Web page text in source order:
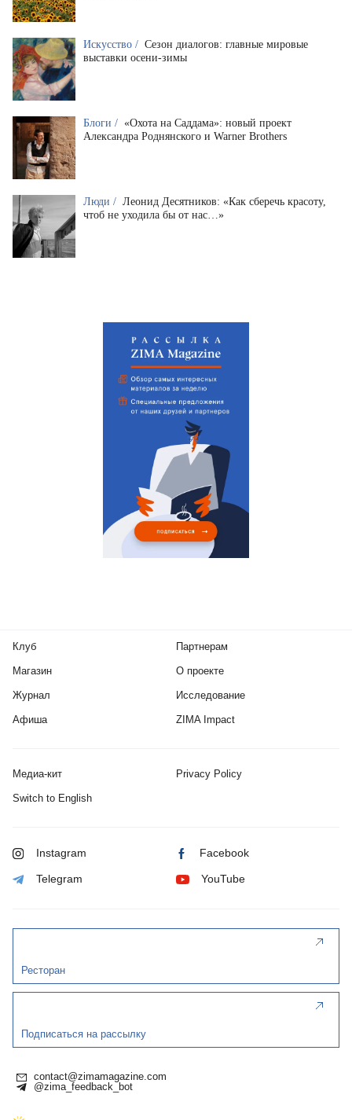
Искусство / Сезон диалогов: главные мировые
выставки осени-зимы
Блоги / «Охота на Саддама»: новый проект
Александра Роднянского и Warner Brothers
Люди / Леонид Десятников: «Как сберечь красоту,
чтоб не уходила бы от нас…»
Клуб
Магазин
Журнал
Афиша
Партнерам
О проекте
Исследование
ZIMA Impact
Медиа-кит Privacy Policy
Switch to English
Instagram Facebook
Telegram YouTube
Ресторан
Подписаться на рассылку
contact@zimamagazine.com
@zima_feedback_bot